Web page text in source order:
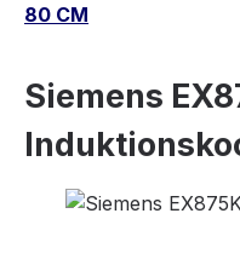
80 CM
Siemens
Bildergalerie